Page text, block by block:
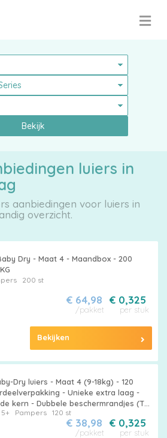
Bekijk
luiers in
aanbiedingen voor luiers in
overzicht.
Dry - Maat 4 - Maandbox - 200
200 st
€ 0,325
per stuk
€ 64,98
/pakket
Bekijken
Dry luiers - Maat 4 (9-18kg) - 120
- Unieke extra laag -
kern - Dubbele beschermrandjes (Tot
Pampers 120 st
€ 0,325
per stuk
€ 38,98
/pakket